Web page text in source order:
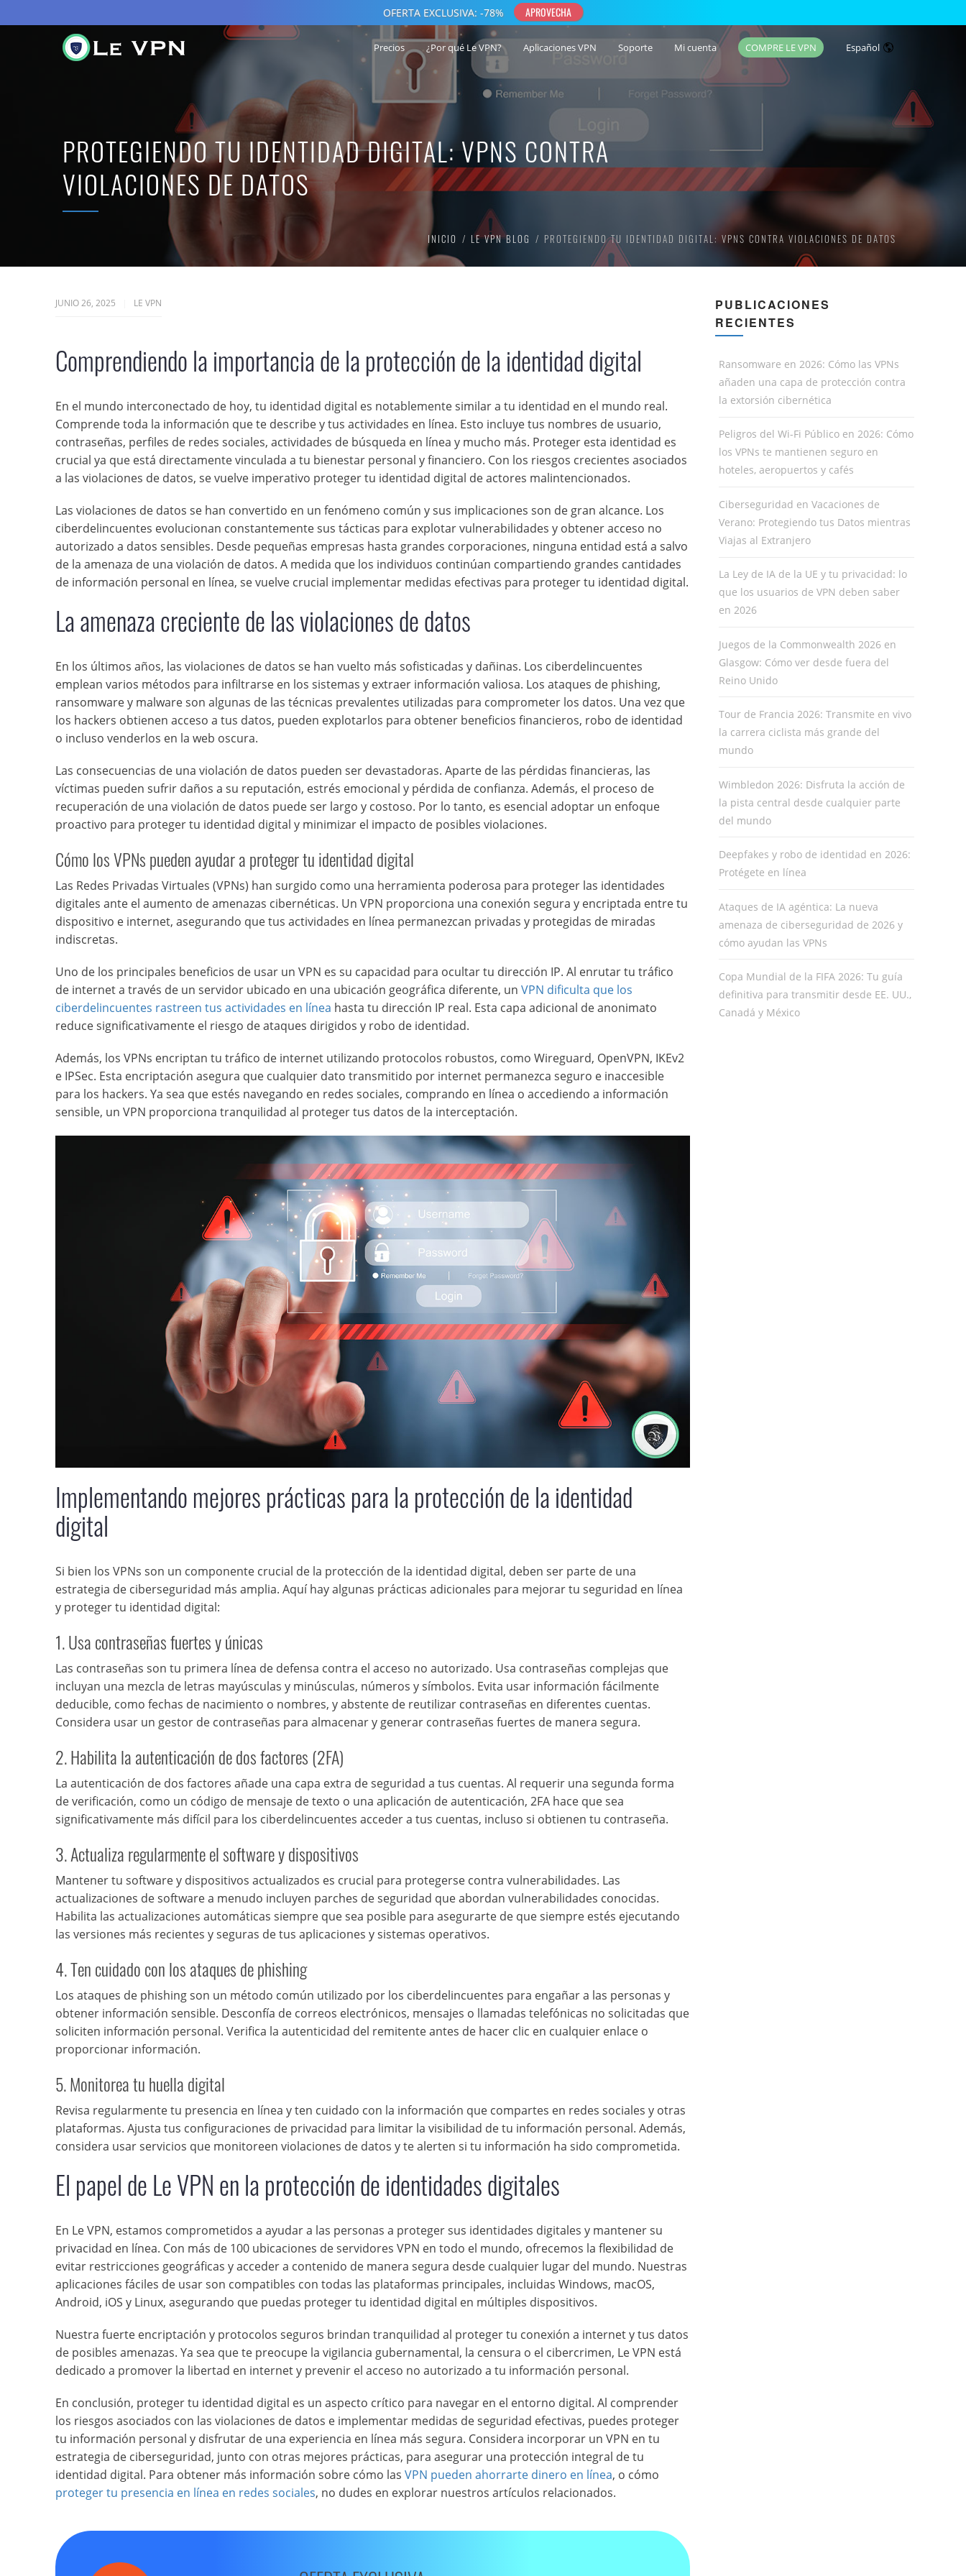
Precios ¿Por qué Le VPN? Aplicaciones VPN Soporte Mi cuenta COMPRE LE VPN Español
PROTEGIENDO TU IDENTIDAD DIGITAL: VPNS CONTRA
VIOLACIONES DE DATOS
INICIO LE VPN BLOG PROTEGIENDO TU IDENTIDAD DIGITAL: VPNS CONTRA VIOLACIONES DE DATOS
JUNIO 26, 2025 LE VPN
Comprendiendo la importancia de la protección de la identidad digital
En el mundo interconectado de hoy, tu identidad digital es notablemente similar a tu identidad en el mundo real.
Comprende toda la información que te describe y tus actividades en línea. Esto incluye tus nombres de usuario,
contraseñas, perfiles de redes sociales, actividades de búsqueda en línea y mucho más. Proteger esta identidad es
crucial ya que está directamente vinculada a tu bienestar personal y financiero. Con los riesgos crecientes asociados
a las violaciones de datos, se vuelve imperativo proteger tu identidad digital de actores malintencionados.
Las violaciones de datos se han convertido en un fenómeno común y sus implicaciones son de gran alcance. Los
ciberdelincuentes evolucionan constantemente sus tácticas para explotar vulnerabilidades y obtener acceso no
autorizado a datos sensibles. Desde pequeñas empresas hasta grandes corporaciones, ninguna entidad está a salvo
de la amenaza de una violación de datos. A medida que los individuos continúan compartiendo grandes cantidades
de información personal en línea, se vuelve crucial implementar medidas efectivas para proteger tu identidad digital.
La amenaza creciente de las violaciones de datos
En los últimos años, las violaciones de datos se han vuelto más sofisticadas y dañinas. Los ciberdelincuentes
emplean varios métodos para infiltrarse en los sistemas y extraer información valiosa. Los ataques de phishing,
ransomware y malware son algunas de las técnicas prevalentes utilizadas para comprometer los datos. Una vez que
los hackers obtienen acceso a tus datos, pueden explotarlos para obtener beneficios financieros, robo de identidad
o incluso venderlos en la web oscura.
Las consecuencias de una violación de datos pueden ser devastadoras. Aparte de las pérdidas financieras, las
víctimas pueden sufrir daños a su reputación, estrés emocional y pérdida de confianza. Además, el proceso de
recuperación de una violación de datos puede ser largo y costoso. Por lo tanto, es esencial adoptar un enfoque
proactivo para proteger tu identidad digital y minimizar el impacto de posibles violaciones.
Cómo los VPNs pueden ayudar a proteger tu identidad digital
Las Redes Privadas Virtuales (VPNs) han surgido como una herramienta poderosa para proteger las identidades
digitales ante el aumento de amenazas cibernéticas. Un VPN proporciona una conexión segura y encriptada entre tu
dispositivo e internet, asegurando que tus actividades en línea permanezcan privadas y protegidas de miradas
indiscretas.
Uno de los principales beneficios de usar un VPN es su capacidad para ocultar tu dirección IP. Al enrutar tu tráfico
de internet a través de un servidor ubicado en una ubicación geográfica diferente, un VPN dificulta que los
ciberdelincuentes rastreen tus actividades en línea hasta tu dirección IP real. Esta capa adicional de anonimato
reduce significativamente el riesgo de ataques dirigidos y robo de identidad.
Además, los VPNs encriptan tu tráfico de internet utilizando protocolos robustos, como Wireguard, OpenVPN, IKEv2
e IPSec. Esta encriptación asegura que cualquier dato transmitido por internet permanezca seguro e inaccesible
para los hackers. Ya sea que estés navegando en redes sociales, comprando en línea o accediendo a información
sensible, un VPN proporciona tranquilidad al proteger tus datos de la interceptación.
Implementando mejores prácticas para la protección de la identidad
digital
Si bien los VPNs son un componente crucial de la protección de la identidad digital, deben ser parte de una
estrategia de ciberseguridad más amplia. Aquí hay algunas prácticas adicionales para mejorar tu seguridad en línea
y proteger tu identidad digital:
1. Usa contraseñas fuertes y únicas
Las contraseñas son tu primera línea de defensa contra el acceso no autorizado. Usa contraseñas complejas que
incluyan una mezcla de letras mayúsculas y minúsculas, números y símbolos. Evita usar información fácilmente
deducible, como fechas de nacimiento o nombres, y abstente de reutilizar contraseñas en diferentes cuentas.
Considera usar un gestor de contraseñas para almacenar y generar contraseñas fuertes de manera segura.
2. Habilita la autenticación de dos factores (2FA)
La autenticación de dos factores añade una capa extra de seguridad a tus cuentas. Al requerir una segunda forma
de verificación, como un código de mensaje de texto o una aplicación de autenticación, 2FA hace que sea
significativamente más difícil para los ciberdelincuentes acceder a tus cuentas, incluso si obtienen tu contraseña.
3. Actualiza regularmente el software y dispositivos
Mantener tu software y dispositivos actualizados es crucial para protegerse contra vulnerabilidades. Las
actualizaciones de software a menudo incluyen parches de seguridad que abordan vulnerabilidades conocidas.
Habilita las actualizaciones automáticas siempre que sea posible para asegurarte de que siempre estés ejecutando
las versiones más recientes y seguras de tus aplicaciones y sistemas operativos.
4. Ten cuidado con los ataques de phishing
Los ataques de phishing son un método común utilizado por los ciberdelincuentes para engañar a las personas y
obtener información sensible. Desconfía de correos electrónicos, mensajes o llamadas telefónicas no solicitadas que
soliciten información personal. Verifica la autenticidad del remitente antes de hacer clic en cualquier enlace o
proporcionar información.
5. Monitorea tu huella digital
Revisa regularmente tu presencia en línea y ten cuidado con la información que compartes en redes sociales y otras
plataformas. Ajusta tus configuraciones de privacidad para limitar la visibilidad de tu información personal. Además,
considera usar servicios que monitoreen violaciones de datos y te alerten si tu información ha sido comprometida.
El papel de Le VPN en la protección de identidades digitales
En Le VPN, estamos comprometidos a ayudar a las personas a proteger sus identidades digitales y mantener su
privacidad en línea. Con más de 100 ubicaciones de servidores VPN en todo el mundo, ofrecemos la flexibilidad de
evitar restricciones geográficas y acceder a contenido de manera segura desde cualquier lugar del mundo. Nuestras
aplicaciones fáciles de usar son compatibles con todas las plataformas principales, incluidas Windows, macOS,
Android, iOS y Linux, asegurando que puedas proteger tu identidad digital en múltiples dispositivos.
Nuestra fuerte encriptación y protocolos seguros brindan tranquilidad al proteger tu conexión a internet y tus datos
de posibles amenazas. Ya sea que te preocupe la vigilancia gubernamental, la censura o el cibercrimen, Le VPN está
dedicado a promover la libertad en internet y prevenir el acceso no autorizado a tu información personal.
En conclusión, proteger tu identidad digital es un aspecto crítico para navegar en el entorno digital. Al comprender
los riesgos asociados con las violaciones de datos e implementar medidas de seguridad efectivas, puedes proteger
tu información personal y disfrutar de una experiencia en línea más segura. Considera incorporar un VPN en tu
estrategia de ciberseguridad, junto con otras mejores prácticas, para asegurar una protección integral de tu
identidad digital. Para obtener más información sobre cómo las VPN pueden ahorrarte dinero en línea, o cómo
proteger tu presencia en línea en redes sociales, no dudes en explorar nuestros artículos relacionados.
PUBLICACIONES
RECIENTES
Ransomware en 2026: Cómo las VPNs
añaden una capa de protección contra
la extorsión cibernética
Peligros del Wi-Fi Público en 2026: Cómo
los VPNs te mantienen seguro en
hoteles, aeropuertos y cafés
Ciberseguridad en Vacaciones de
Verano: Protegiendo tus Datos mientras
Viajas al Extranjero
La Ley de IA de la UE y tu privacidad: lo
que los usuarios de VPN deben saber
en 2026
Juegos de la Commonwealth 2026 en
Glasgow: Cómo ver desde fuera del
Reino Unido
Tour de Francia 2026: Transmite en vivo
la carrera ciclista más grande del
mundo
Wimbledon 2026: Disfruta la acción de
la pista central desde cualquier parte
del mundo
Deepfakes y robo de identidad en 2026:
Protégete en línea
Ataques de IA agéntica: La nueva
amenaza de ciberseguridad de 2026 y
cómo ayudan las VPNs
Copa Mundial de la FIFA 2026: Tu guía
definitiva para transmitir desde EE. UU.,
Canadá y México